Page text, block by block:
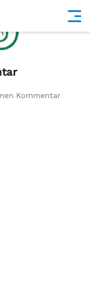
Kommentar